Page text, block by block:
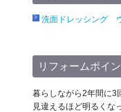
洗面ドレッシング
リフォームポイン
暮らしながら2年間に3
見違えるほど明るくな